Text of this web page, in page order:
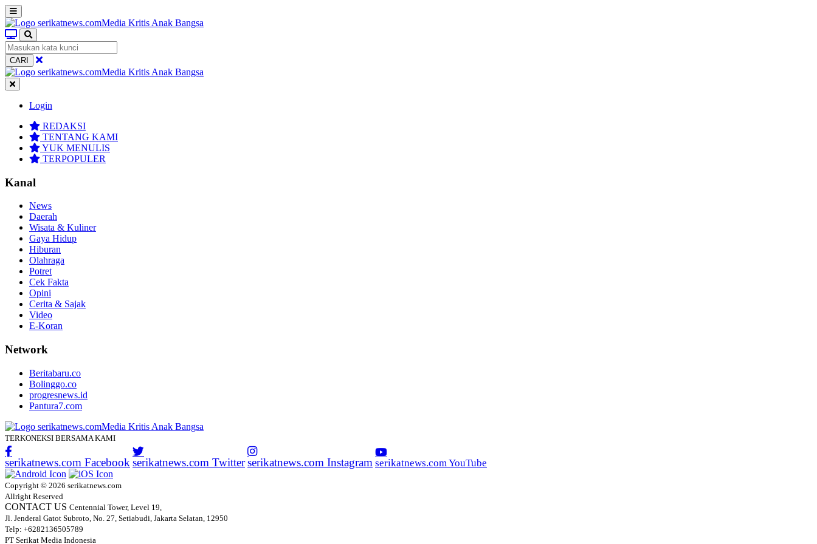
CARI
Login
REDAKSI
TENTANG KAMI
YUK MENULIS
TERPOPULER
Kanal
News
Daerah
Wisata & Kuliner
Gaya Hidup
Hiburan
Olahraga
Potret
Cek Fakta
Opini
Cerita & Sajak
Video
E-Koran
Network
Beritabaru.co
Bolinggo.co
progresnews.id
Pantura7.com
TERKONEKSI BERSAMA KAMI
serikatnews.com Facebook serikatnews.com Twitter serikatnews.com Instagram serikatnews.com YouTube
Copyright © 2026 serikatnews.com
Allright Reserved
CONTACT US Centennial Tower, Level 19,
Jl. Jenderal Gatot Subroto, No. 27, Setiabudi, Jakarta Selatan, 12950
Telp: +6282136505789
PT Serikat Media Indonesia